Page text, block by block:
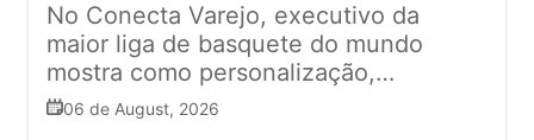
No Conecta Varejo, executivo da
maior liga de basquete do mundo
mostra como personalização,
entretenimento e conexão emocional
06 de August, 2026